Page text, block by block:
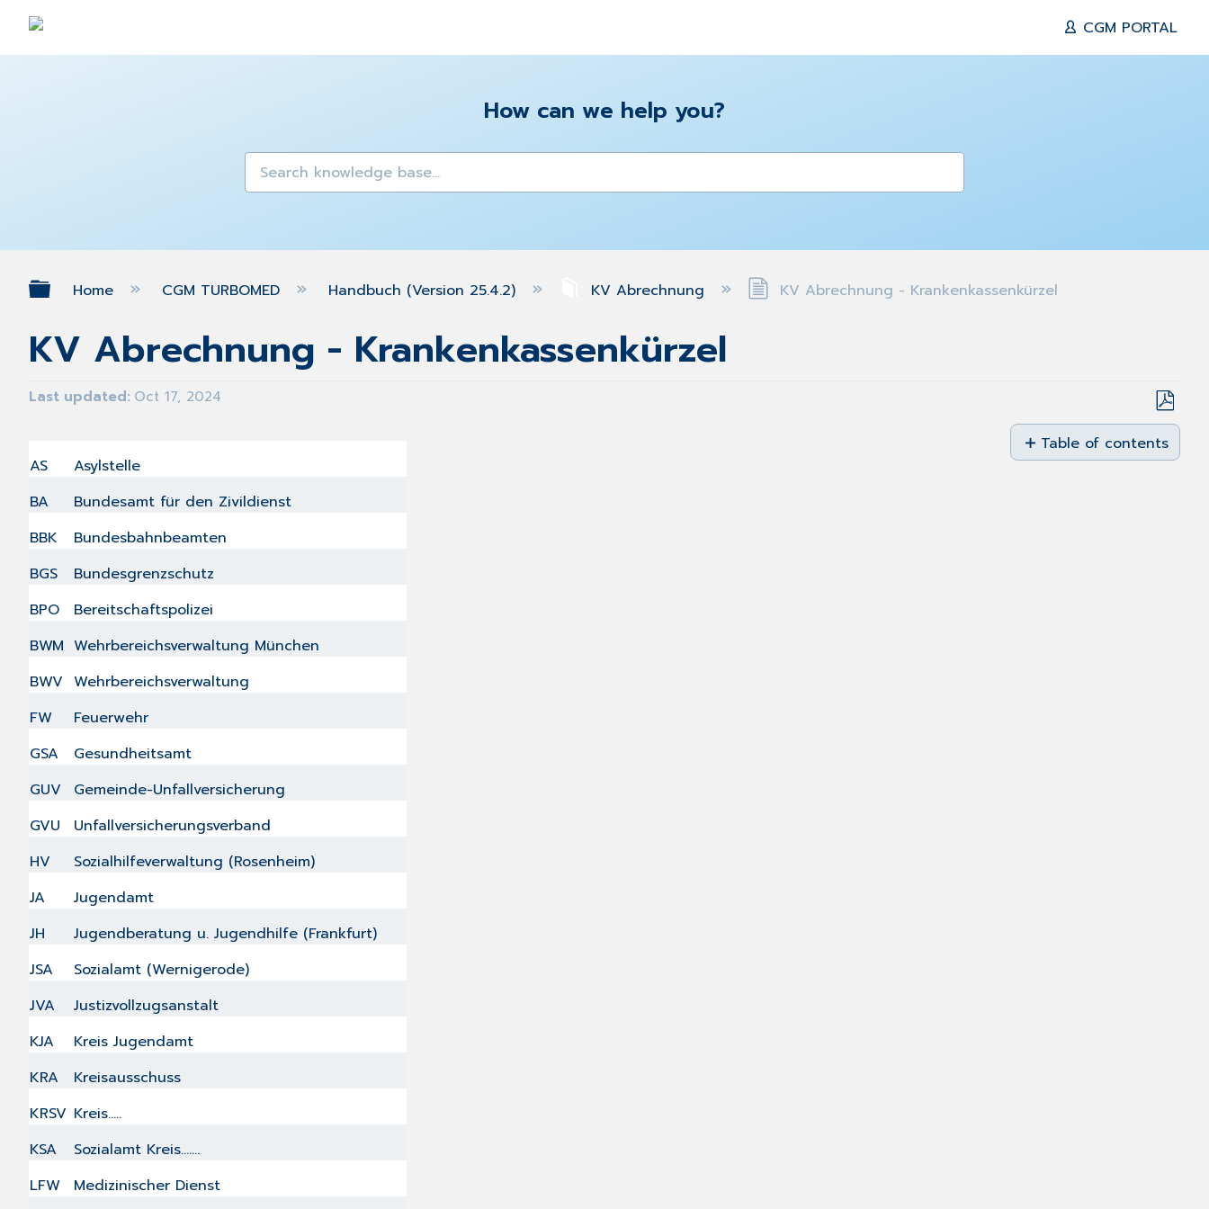
CGM PORTAL
How can we help you?
Expand/collapse global hierarchy
Home CGM TURBOMED Handbuch (Version 25.4.2) KV Abrechnung KV Abrechnung - Krankenkassenkürzel
KV Abrechnung - Krankenkassenkürzel
Last updated Oct 17, 2024
Save
as
PDF
Table of contents
No
AS
Asylstelle
BA
Bundesamt für den Zivildienst
BBK
Bundesbahnbeamten
BGS
Bundesgrenzschutz
BPO
Bereitschaftspolizei
BWM Wehrbereichsverwaltung München
BWV Wehrbereichsverwaltung
FW
Feuerwehr
GSA
Gesundheitsamt
GUV
Gemeinde-Unfallversicherung
GVU
Unfallversicherungsverband
HV
Sozialhilfeverwaltung (Rosenheim)
JA
Jugendamt
JH
Jugendberatung u. Jugendhilfe (Frankfurt)
JSA
Sozialamt (Wernigerode)
JVA
Justizvollzugsanstalt
KJA
Kreis Jugendamt
KRA
Kreisausschuss
KRSV Kreis.....
KSA
Sozialamt Kreis.......
LFW
Medizinischer Dienst